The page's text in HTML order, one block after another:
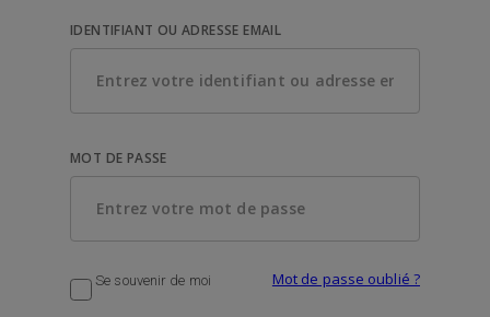
IDENTIFIANT OU ADRESSE EMAIL
MOT DE PASSE
Se souvenir de moi Mot de passe oublié ?